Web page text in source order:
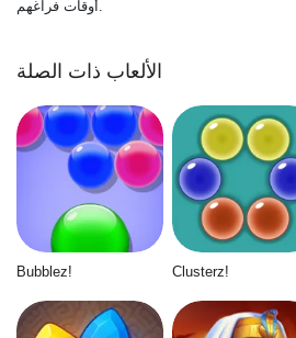
الألعاب ذات الصلة
Bubblez! Clusterz!